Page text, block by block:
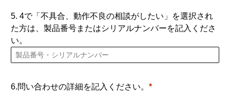
5. 4で「不具合、動作不良の相談がしたい」を選択され
た方は、製品番号またはシリアルナンバーを記入くださ
い。
6.問い合わせの詳細を記入ください。